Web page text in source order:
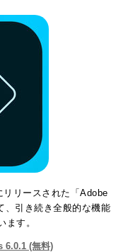
リースされた「Adobe
引き続き全般的な機能
ます。
6.0.1 (無料)